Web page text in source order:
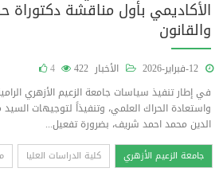
الأكاديمي بأول مناقشة
والقانون
الأخبار 422
4
في إطار تنفيذ سياسات جامعة الزعيم الأزهري
واستعادة الحراك العلمي، وتنفيذاً لتوجيهات السيد
الدين محمد احمد شريف، بضرورة تفعيل...
جامعة الزعيم الأزهري كلية الدراسات العليا